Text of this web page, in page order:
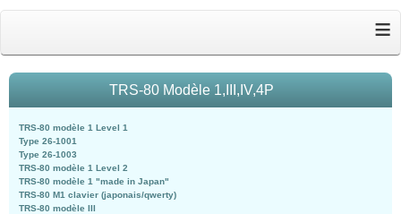
≡
TRS-80 Modèle 1,III,IV,4P
TRS-80 modèle 1 Level 1
Type 26-1001
Type 26-1003
TRS-80 modèle 1 Level 2
TRS-80 modèle 1 "made in Japan"
TRS-80 M1 clavier (japonais/qwerty)
TRS-80 modèle III